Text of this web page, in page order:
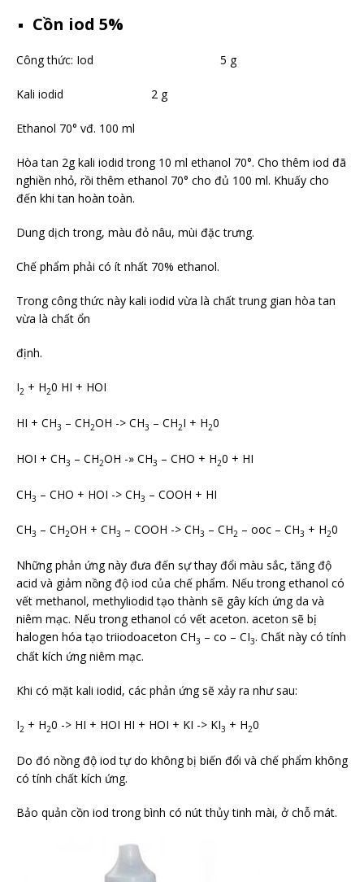
Cồn iod 5%
Công thức: Iod 5 g
Kali iodid 2 g
Ethanol 70° vđ. 100 ml
Hòa tan 2g kali iodid trong 10 ml ethanol 70°. Cho thêm iod đã
nghiền nhỏ, rồi thêm ethanol 70° cho đủ 100 ml. Khuấy cho
đến khi tan hoàn toàn.
Dung dịch trong, màu đỏ nâu, mùi đặc trưng.
Chế phẩm phải có ít nhất 70% ethanol.
Trong công thức này kali iodid vừa là chất trung gian hòa tan
vừa là chất ổn
định.
I2 + H20 HI + HOI
HI + CH3 – CH2OH -> CH3 – CH2I + H20
HOI + CH3 – CH2OH -» CH3 – CHO + H20 + HI
CH3 – CHO + HOI -> CH3 – COOH + HI
CH3 – CH2OH + CH3 – COOH -> CH3 – CH2 – ooc – CH3 + H20
Những phản ứng này đưa đến sự thay đổi màu sắc, tăng độ
acid và giảm nồng độ iod của chế phẩm. Nếu trong ethanol có
vết methanol, methyliodid tạo thành sẽ gây kích ứng da và
niêm mạc. Nếu trong ethanol có vết aceton. aceton sẽ bị
halogen hóa tạo triiodoaceton CH3 – co – CI3. Chất này có tính
chất kích ứng niêm mạc.
Khi có mặt kali iodid, các phản ứng sẽ xảy ra như sau:
I2 + H20 -> HI + HOI HI + HOI + KI -> KI3 + H20
Do đó nồng độ iod tự do không bị biến đổi và chế phẩm không
có tính chất kích ứng.
Bảo quản cồn iod trong bình có nút thủy tinh mài, ở chỗ mát.